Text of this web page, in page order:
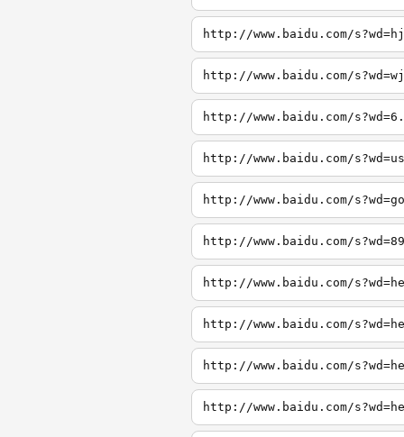
http://www.baidu.com/
http://www.baidu.com/
http://www.baidu.com/
http://www.baidu.com/
http://www.baidu.com/
http://www.baidu.com/
http://www.baidu.com/
http://www.baidu.com/
http://www.baidu.com/
http://www.baidu.com/